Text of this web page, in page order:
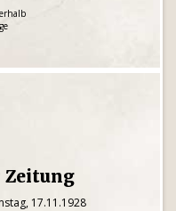
17.11.1928